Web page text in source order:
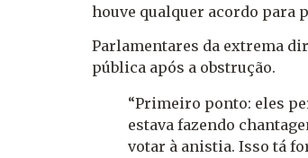
houve qualquer acordo para
Parlamentares da extrema
pública após a obstrução.
“Primeiro ponto: eles
estava fazendo
votar à anistia. Isso tá